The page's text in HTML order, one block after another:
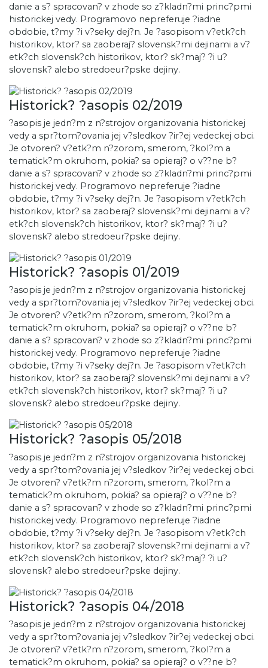
danie a s? spracovan? v zhode so z?kladn?mi princ?pmi
historickej vedy. Programovo nepreferuje ?iadne
obdobie, t?my ?i v?seky dej?n. Je ?asopisom v?etk?ch
historikov, ktor? sa zaoberaj? slovensk?mi dejinami a v?
etk?ch slovensk?ch historikov, ktor? sk?maj? ?i u?
slovensk? alebo stredoeur?pske dejiny.
Historick? ?asopis 02/2019
?asopis je jedn?m z n?strojov organizovania historickej
vedy a spr?tom?ovania jej v?sledkov ?ir?ej vedeckej obci.
Je otvoren? v?etk?m n?zorom, smerom, ?kol?m a
tematick?m okruhom, pokia? sa opieraj? o v??ne b?
danie a s? spracovan? v zhode so z?kladn?mi princ?pmi
historickej vedy. Programovo nepreferuje ?iadne
obdobie, t?my ?i v?seky dej?n. Je ?asopisom v?etk?ch
historikov, ktor? sa zaoberaj? slovensk?mi dejinami a v?
etk?ch slovensk?ch historikov, ktor? sk?maj? ?i u?
slovensk? alebo stredoeur?pske dejiny.
Historick? ?asopis 01/2019
?asopis je jedn?m z n?strojov organizovania historickej
vedy a spr?tom?ovania jej v?sledkov ?ir?ej vedeckej obci.
Je otvoren? v?etk?m n?zorom, smerom, ?kol?m a
tematick?m okruhom, pokia? sa opieraj? o v??ne b?
danie a s? spracovan? v zhode so z?kladn?mi princ?pmi
historickej vedy. Programovo nepreferuje ?iadne
obdobie, t?my ?i v?seky dej?n. Je ?asopisom v?etk?ch
historikov, ktor? sa zaoberaj? slovensk?mi dejinami a v?
etk?ch slovensk?ch historikov, ktor? sk?maj? ?i u?
slovensk? alebo stredoeur?pske dejiny.
Historick? ?asopis 05/2018
?asopis je jedn?m z n?strojov organizovania historickej
vedy a spr?tom?ovania jej v?sledkov ?ir?ej vedeckej obci.
Je otvoren? v?etk?m n?zorom, smerom, ?kol?m a
tematick?m okruhom, pokia? sa opieraj? o v??ne b?
danie a s? spracovan? v zhode so z?kladn?mi princ?pmi
historickej vedy. Programovo nepreferuje ?iadne
obdobie, t?my ?i v?seky dej?n. Je ?asopisom v?etk?ch
historikov, ktor? sa zaoberaj? slovensk?mi dejinami a v?
etk?ch slovensk?ch historikov, ktor? sk?maj? ?i u?
slovensk? alebo stredoeur?pske dejiny.
Historick? ?asopis 04/2018
?asopis je jedn?m z n?strojov organizovania historickej
vedy a spr?tom?ovania jej v?sledkov ?ir?ej vedeckej obci.
Je otvoren? v?etk?m n?zorom, smerom, ?kol?m a
tematick?m okruhom, pokia? sa opieraj? o v??ne b?